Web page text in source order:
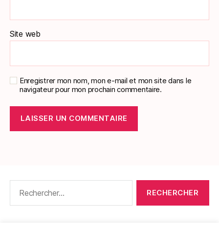
Site web
Enregistrer mon nom, mon e-mail et mon site dans le
navigateur pour mon prochain commentaire.